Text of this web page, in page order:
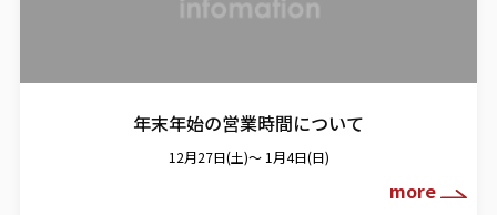
年末年始の営業時間について
12月27日(土)～ 1月4日(日)
more